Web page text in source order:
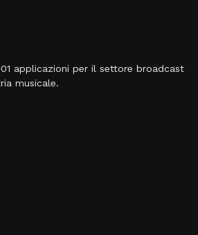
applicazioni per il settore broadcast
musicale.